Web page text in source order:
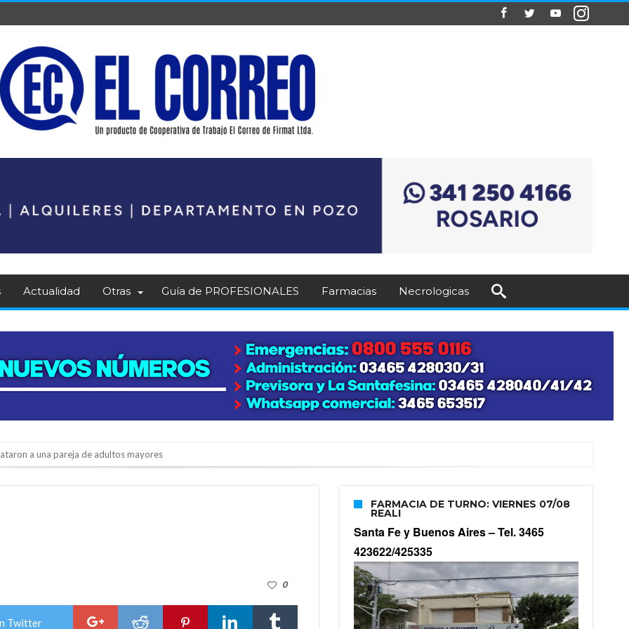
Actualidad Otras Guía de PROFESIONALES Farmacias Necrologicas
a una pareja de adultos mayores
la Expo Dose
0
Twitter
FARMACIA DE TURNO: VIERNES 07/08
REALI
Santa Fe y Buenos Aires –Tel. 3465
423622/425335